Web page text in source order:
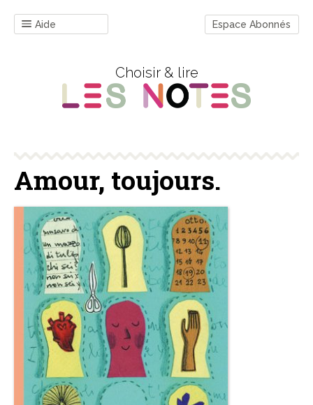
Aide Espace Abonnés
Choisir & lire
Amour, toujours.